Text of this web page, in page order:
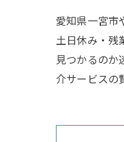
愛知県一宮市
土日休み・残
見つかるのか
介サービスの